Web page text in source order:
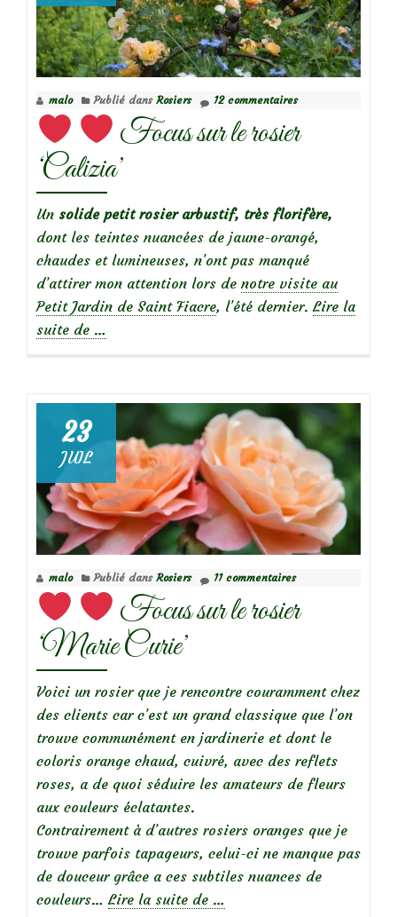
sur
le
rosier
Mythique
malo Publié dans Rosiers 12 commentaires
Focus sur le rosier
‘Calizia’
Un solide petit rosier arbustif, très florifère,
dont les teintes nuancées de jaune-orangé,
chaudes et lumineuses, n’ont pas manqué
d’attirer mon attention lors de notre visite au
Petit Jardin de Saint Fiacre, l’été dernier. Lire la
suite de à
Focus
le
rosier
‘Calizia’
…
23
JUIL
malo Publié dans Rosiers 11 commentaires
Focus sur le rosier
‘Marie Curie’
Voici un rosier que je rencontre couramment chez
des clients car c’est un grand classique que l’on
trouve communément en jardinerie et dont le
coloris orange chaud, cuivré, avec des reflets
roses, a de quoi séduire les amateurs de fleurs
aux couleurs éclatantes.
Contrairement à d’autres rosiers oranges que je
trouve parfois tapageurs, celui-ci ne manque pas
de douceur grâce a ces subtiles nuances de
couleurs… Lire la suite de à
…